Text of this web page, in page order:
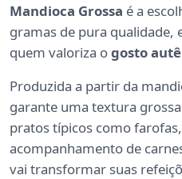
Mandioca Grossa é a
gramas de pura qualidade,
quem valoriza ogosto
Produzida a partir da
garante uma textura
pratos típicos como
acompanhamento de
vai transformar suas